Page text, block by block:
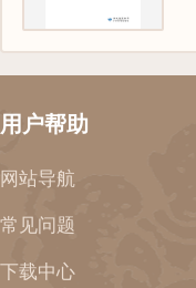
敦煌吐蕃统治时期...
免费
用户帮助
网站导航
常见问题
下载中心